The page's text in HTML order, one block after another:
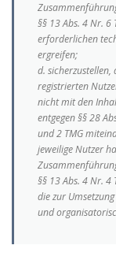
§§ 13 Abs. 4 Nr. 6
erforderlichen
ergreifen;
d. sicherzustellen,
registrierten
nicht mit den
entgegen §§ 28
und 2 TMG
jeweilige Nutzer
§§ 13 Abs. 4 Nr. 4
die zur
und